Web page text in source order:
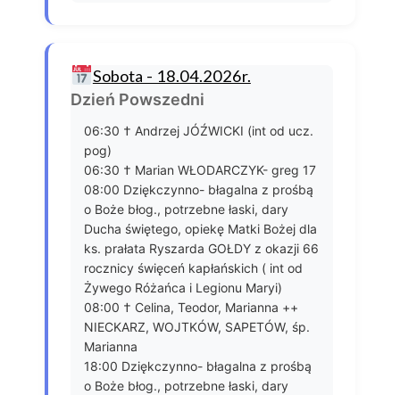
Sobota - 18.04.2026r.
Dzień Powszedni
06:30 † Andrzej JÓŹWICKI (int od ucz.
pog)
06:30 † Marian WŁODARCZYK- greg 17
08:00 Dziękczynno- błagalna z prośbą
o Boże błog., potrzebne łaski, dary
Ducha świętego, opiekę Matki Bożej dla
ks. prałata Ryszarda GOŁDY z okazji 66
rocznicy święceń kapłańskich ( int od
Żywego Różańca i Legionu Maryi)
08:00 † Celina, Teodor, Marianna ++
NIECKARZ, WOJTKÓW, SAPETÓW, śp.
Marianna
18:00 Dziękczynno- błagalna z prośbą
o Boże błog., potrzebne łaski, dary